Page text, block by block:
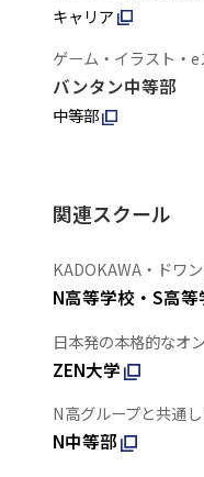
キャリア
ゲーム・イラスト・
バンタン中等部
中等部
関連スクール
KADOKAWA・ドワ
N高等学校・S高
日本発の本格的なオ
ZEN大学
N高グループと共通
N中等部